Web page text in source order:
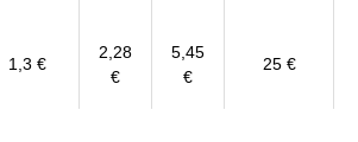
1,3 €
2,28
€
5,45
€
25 €